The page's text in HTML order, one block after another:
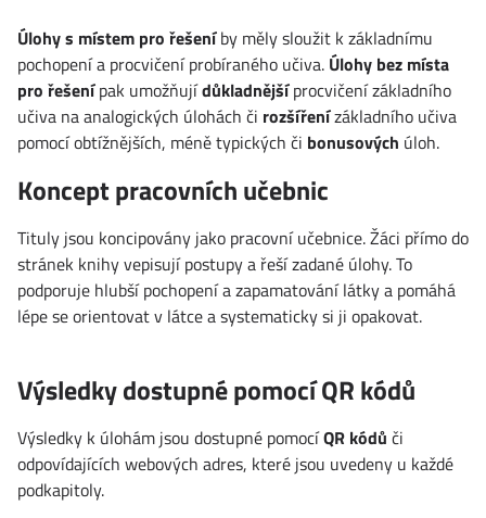
Úlohy s místem pro řešeníby měly sloužit k základnímu
pochopení a procvičení probíraného učiva. Úlohy bez místa
pro řešenípak umožňujídůkladnějšíprocvičení základního
učiva na analogických úlohách či rozšířenízákladního učiva
pomocí obtížnějších, méně typických či bonusových úloh.
Koncept pracovních učebnic
Tituly jsou koncipovány jako pracovní učebnice. Žáci přímo do
stránek knihy vepisují postupy a řeší zadané úlohy. To
podporuje hlubší pochopení a zapamatování látky a pomáhá
lépe se orientovat v látce a systematicky si ji opakovat.
Výsledky dostupné pomocí QR kódů
Výsledky k úlohám jsou dostupné pomocíQR kódů či
odpovídajících webových adres, které jsou uvedeny u každé
podkapitoly.